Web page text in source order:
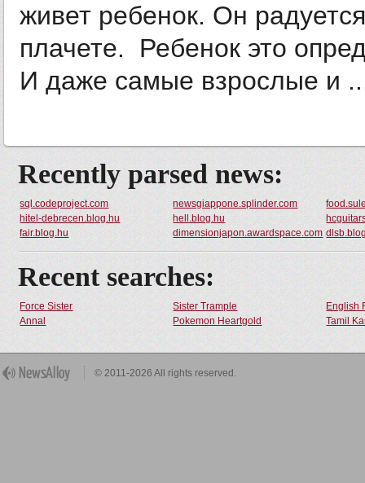
живет ребенок. Он
плачете. Ребенок это
И даже самые взрослые и
Recently parsed news:
sql.codeproject.com newsgiappone.splinder.com
hitel-debrecen.blog.hu
hell.blog.hu
fair.blog.hu
dimensionjapon.awardspace.com
Recent searches:
Force Sister Sister Trample
English
Annal
Pokemon Heartgold Tamil
© 2011-2026 All rights reserved.